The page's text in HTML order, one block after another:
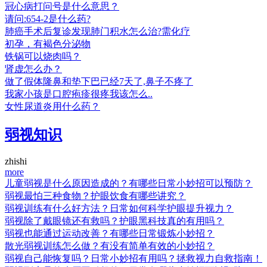
冠心病打问号是什么意思？
请问:654-2是什么药?
肺癌手术后复诊发现肺门积水怎么治?需化疗
初孕，有褐色分泌物
铁锅可以烧肉吗？
肾虚怎么办？
做了假体隆鼻和垫下巴已经7天了,鼻子不疼了
我家小孩是口腔疱疹很疼我该怎么..
女性尿道炎用什么药？
弱视知识
zhishi
more
儿童弱视是什么原因造成的？有哪些日常小妙招可以预防？
弱视最怕三种食物？护眼饮食有哪些讲究？
弱视训练有什么好方法？日常如何科学护眼提升视力？
弱视除了戴眼镜还有救吗？护眼黑科技真的有用吗？
弱视也能通过运动改善？有哪些日常锻炼小妙招？
散光弱视训练怎么做？有没有简单有效的小妙招？
弱视自己能恢复吗？日常小妙招有用吗？拯救视力自救指南！